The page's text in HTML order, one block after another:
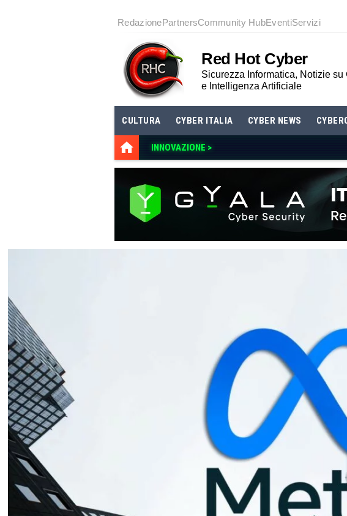
RedazionePartnersCommunity HubEventiServizi
Red Hot Cyber
Sicurezza Informatica, Notizie
e Intelligenza Artificiale
CULTURA CYBER ITALIA CYBER NEWS
INNOVAZIONE >